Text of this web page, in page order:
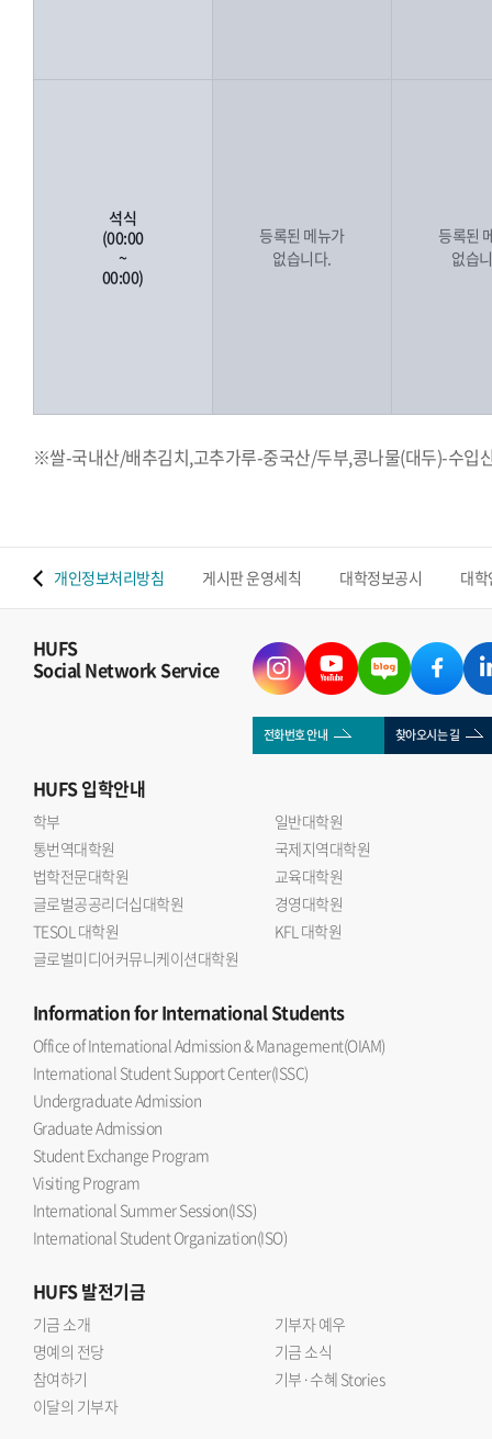
석식
(00:00
~
00:00)
등록된 메뉴가
없습니다.
등록된
없습
※쌀-국내산/배추김치,고추가루-중국산/두부,콩나물(대두)-수입
개인정보처리방침 게시판 운영세칙 대학정보공시 대
HUFS
Social Network Service
전화번호 안내 찾아오시는 길
HUFS입학안내
학부
일반대학원
통번역대학원
국제지역대학원
법학전문대학원
교육대학원
글로벌공공리더십대학원
경영대학원
TESOL 대학원
KFL 대학원
글로벌미디어커뮤니케이션대학원
Informationfor International Students
Office of International Admission & Management(OIAM)
International Student Support Center(ISSC)
Undergraduate Admission
Graduate Admission
Student Exchange Program
Visiting Program
International Summer Session(ISS)
International Student Organization(ISO)
HUFS발전기금
기금 소개
기부자 예우
명예의 전당
기금 소식
참여하기
기부·수혜 Stories
이달의 기부자